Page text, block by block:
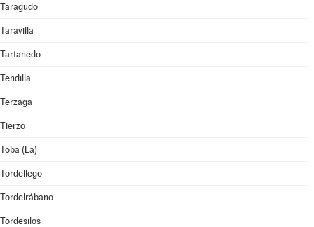
Taragudo
Taravilla
Tartanedo
Tendilla
Terzaga
Tierzo
Toba (La)
Tordellego
Tordelrábano
Tordesilos